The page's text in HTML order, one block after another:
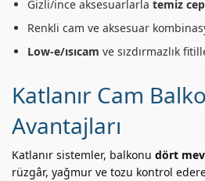
Gizli/ince aksesuarlarla temiz
Renkli cam ve aksesuar
Low-e/ısıcam ve sızdırmazlık
Katlanır Cam
Avantajları
Katlanır sistemler, balkonu dört
rüzgâr, yağmur ve tozu kontrol